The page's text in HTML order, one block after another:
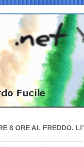
8 ORE AL FREDDO. LI’